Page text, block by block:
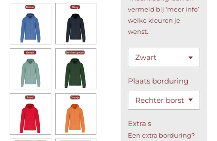
vermeld bij ‘meer info’
welke kleuren je
wenst.
Plaats borduring
Extra's
Een extra borduring?